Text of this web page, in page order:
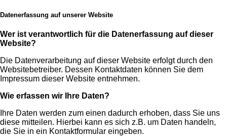
Datenerfassung auf unserer Website
Wer ist verantwortlich für die Datenerfassung auf dieser
Website?
Die Datenverarbeitung auf dieser Website erfolgt durch den
Websitebetreiber. Dessen Kontaktdaten können Sie dem
Impressum dieser Website entnehmen.
Wie erfassen wir Ihre Daten?
Ihre Daten werden zum einen dadurch erhoben, dass Sie uns
diese mitteilen. Hierbei kann es sich z.B. um Daten handeln,
die Sie in ein Kontaktformular eingeben.